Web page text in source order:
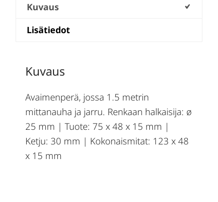
Kuvaus
Lisätiedot
Kuvaus
Avaimenperä, jossa 1.5 metrin
mittanauha ja jarru. Renkaan halkaisija: ø
25 mm | Tuote: 75 x 48 x 15 mm |
Ketju: 30 mm | Kokonaismitat: 123 x 48
x 15 mm